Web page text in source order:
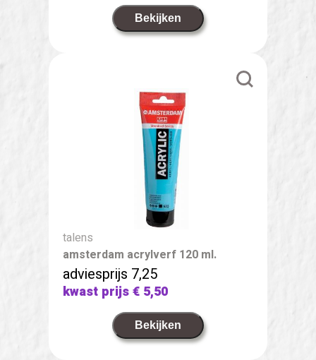
Bekijken
talens
amsterdam acrylverf 120 ml.
adviesprijs 7,25
kwast prijs€ 5,50
Bekijken